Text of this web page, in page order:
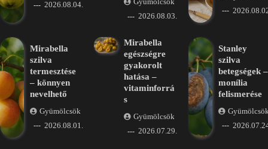
2026.08.04.
Gyümölcsök
2026.08.03.
Mirabella
szilva
termesztése
– könnyen
nevelhető
Gyümölcsök
2026.08.01.
Mirabella
egészségre
gyakorolt
hatása –
vitaminforrá
s
Gyümölcsök
2026.07.29.
Stanley
szilva
betegségek –
monília
felismerése